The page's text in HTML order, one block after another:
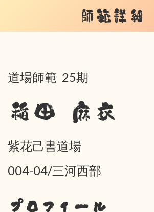
師範詳細
道場師範 25期
稲田 麻衣
紫花己書道場
004-04/三河西部
プロフィール